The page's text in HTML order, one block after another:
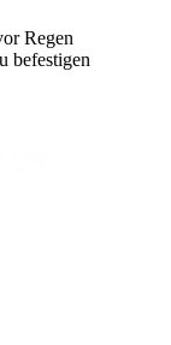
Regen
befestigen